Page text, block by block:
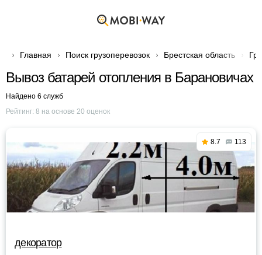
Главная Поиск грузоперевозок Брестская область
Вывоз батарей отопления в Барановичах
Найдено 6 служб
Рейтинг: 8 на основе 20 оценок
8.7 113
декоратор